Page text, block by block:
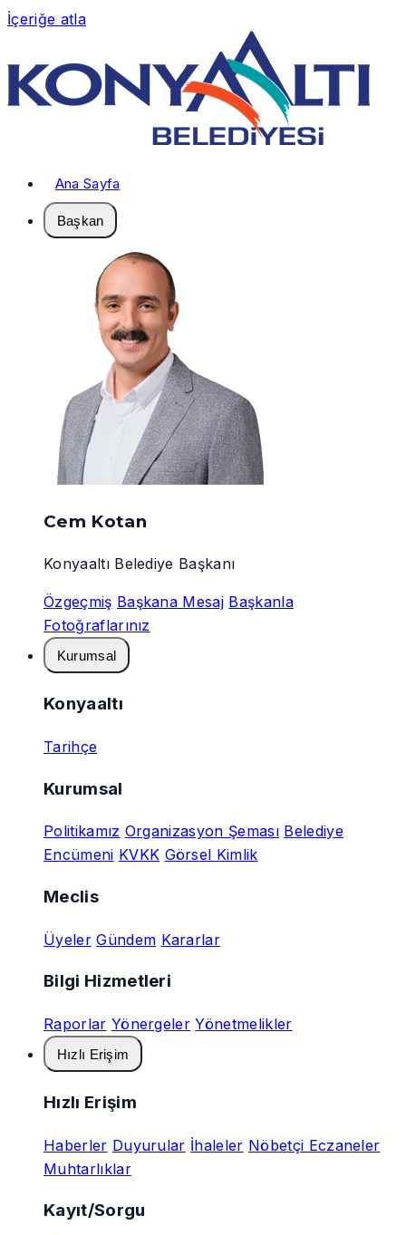
İçeriğe atla
Ana Sayfa
Başkan
Cem Kotan
Konyaaltı Belediye Başkanı
Özgeçmiş Başkana Mesaj Başkanla
Fotoğraflarınız
Kurumsal
Konyaaltı
Tarihçe
Kurumsal
Politikamız Organizasyon Şeması Belediye
Encümeni KVKK Görsel Kimlik
Meclis
Üyeler Gündem Kararlar
Bilgi Hizmetleri
Raporlar Yönergeler Yönetmelikler
Hızlı Erişim
Hızlı Erişim
Haberler Duyurular İhaleler Nöbetçi Eczaneler
Muhtarlıklar
Kayıt/Sorgu